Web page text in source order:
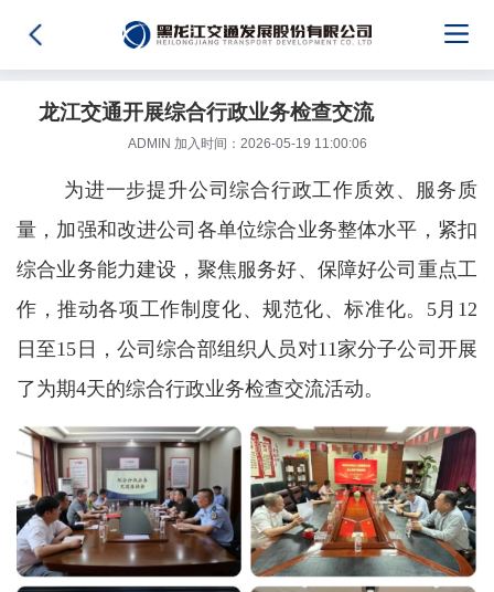
龙江交通开展综合行政业务检查交流
ADMIN 加入时间：2026-05-19 11:00:06
为进一步提升公司综合行政工作质效、服务质
量，加强和改进公司各单位综合业务整体水平，紧扣
综合业务能力建设，聚焦服务好、保障好公司重点工
作，推动各项工作制度化、规范化、标准化。5月12
日至15日，公司综合部组织人员对11家分子公司开展
了为期4天的综合行政业务检查交流活动。